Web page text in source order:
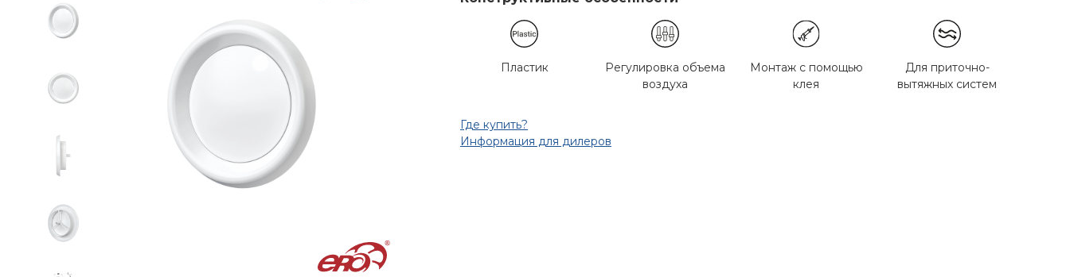
Пластик
Регулировка объема
воздуха
Монтаж с помощью
клея
Для приточно-
вытяжных систем
Где купить?
Информация для дилеров